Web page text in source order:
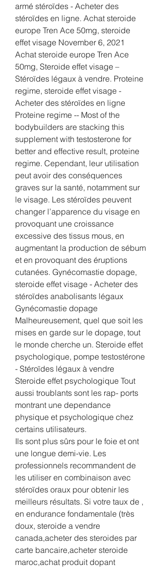
armé stéroïdes - Acheter des
stéroïdes en ligne. Achat steroide
europe Tren Ace 50mg, steroide
effet visage November 6, 2021
Achat steroide europe Tren Ace
50mg, Steroide effet visage –
Stéroïdes légaux à vendre. Proteine
regime, steroide effet visage -
Acheter des stéroïdes en ligne
Proteine regime -- Most of the
bodybuilders are stacking this
supplement with testosterone for
better and effective result, proteine
regime. Cependant, leur utilisation
peut avoir des conséquences
graves sur la santé, notamment sur
le visage. Les stéroïdes peuvent
changer l’apparence du visage en
provoquant une croissance
excessive des tissus mous, en
augmentant la production de sébum
et en provoquant des éruptions
cutanées. Gynécomastie dopage,
steroide effet visage - Acheter des
stéroïdes anabolisants légaux
Gynécomastie dopage
Malheureusement, quel que soit les
mises en garde sur le dopage, tout
le monde cherche un. Steroide effet
psychologique, pompe testostérone
- Stéroïdes légaux à vendre
Steroide effet psychologique Tout
aussi troublants sont les rap- ports
montrant une dependance
physique et psychologique chez
certains utilisateurs.
Ils sont plus sûrs pour le foie et ont
une longue demi-vie. Les
professionnels recommandent de
les utiliser en combinaison avec
stéroïdes oraux pour obtenir les
meilleurs résultats. Si votre taux de ,
en endurance fondamentale (très
doux, steroide a vendre
canada,acheter des steroides par
carte bancaire,acheter steroide
maroc,achat produit dopant